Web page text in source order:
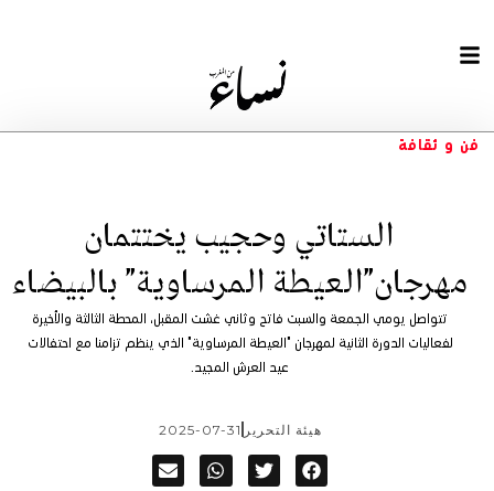
فن و ثقافة
الستاتي وحجيب يختتمان
مهرجان”العيطة المرساوية” بالبيضاء
تتواصل يومي الجمعة والسبت فاتح وثاني غشت المقبل، المحطة الثالثة والأخيرة
لفعاليات الدورة الثانية لمهرجان "العيطة المرساوية" الذي ينظم تزامنا مع احتفالات
عيد العرش المجيد.
هيئة التحرير 2025-07-31